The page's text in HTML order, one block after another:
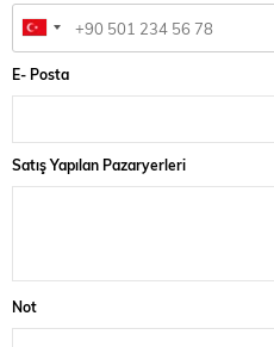
E- Posta
Satış Yapılan Pazaryerleri
Not